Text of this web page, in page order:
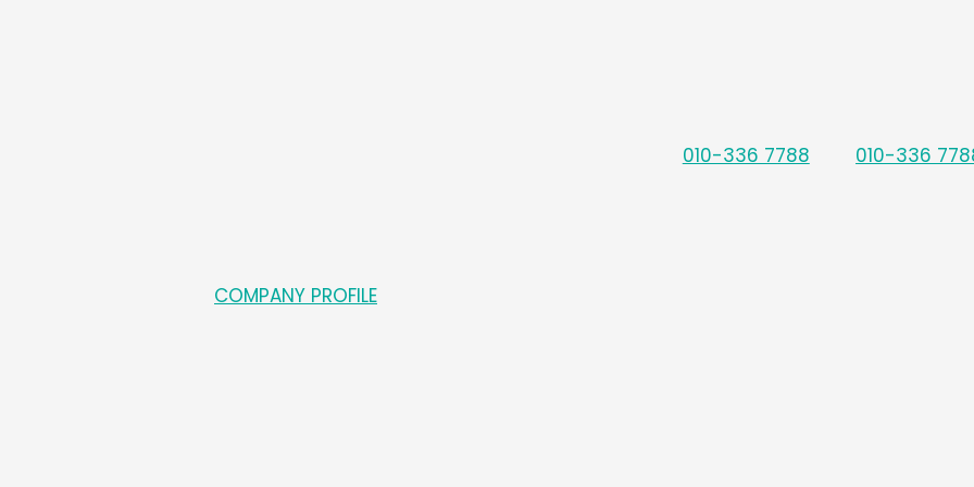
010-336 7788 010-336
COMPANY PROFILE